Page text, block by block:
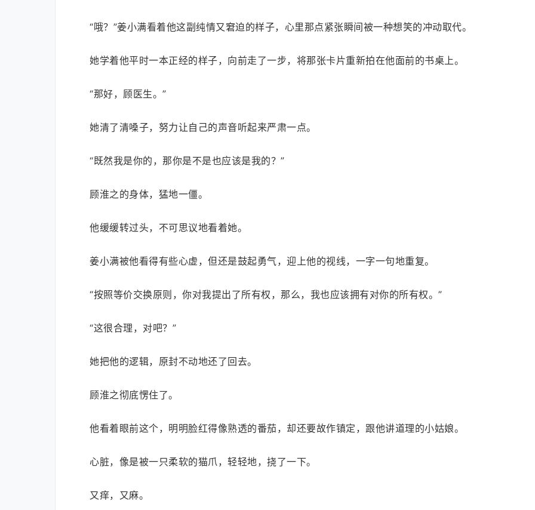
“哦？”姜小满看着他这副纯情又窘迫的样子，心里那点紧张瞬间被一种想笑的冲动取代。
她学着他平时一本正经的样子，向前走了一步，将那张卡片重新拍在他面前的书桌上。
“那好，顾医生。”
她清了清嗓子，努力让自己的声音听起来严肃一点。
“既然我是你的，那你是不是也应该是我的？”
顾淮之的身体，猛地一僵。
他缓缓转过头，不可思议地看着她。
姜小满被他看得有些心虚，但还是鼓起勇气，迎上他的视线，一字一句地重复。
“按照等价交换原则，你对我提出了所有权，那么，我也应该拥有对你的所有权。”
“这很合理，对吧？”
她把他的逻辑，原封不动地还了回去。
顾淮之彻底愣住了。
他看着眼前这个，明明脸红得像熟透的番茄，却还要故作镇定，跟他讲道理的小姑娘。
心脏，像是被一只柔软的猫爪，轻轻地，挠了一下。
又痒，又麻。